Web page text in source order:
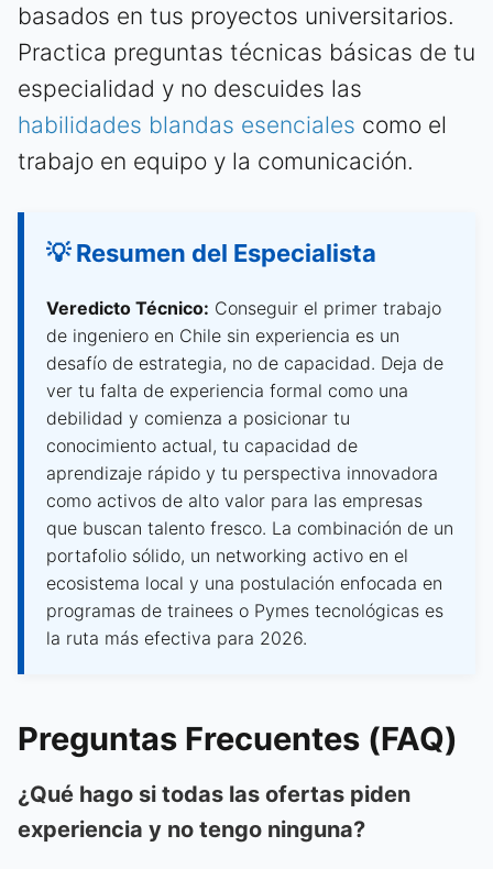
basados en tus proyectos universitarios.
Practica preguntas técnicas básicas de tu
especialidad y no descuides las
habilidades blandas esenciales como el
trabajo en equipo y la comunicación.
💡 Resumen del Especialista
Veredicto Técnico: Conseguir el primer trabajo
de ingeniero en Chile sin experiencia es un
desafío de estrategia, no de capacidad. Deja de
ver tu falta de experiencia formal como una
debilidad y comienza a posicionar tu
conocimiento actual, tu capacidad de
aprendizaje rápido y tu perspectiva innovadora
como activos de alto valor para las empresas
que buscan talento fresco. La combinación de un
portafolio sólido, un networking activo en el
ecosistema local y una postulación enfocada en
programas de trainees o Pymes tecnológicas es
la ruta más efectiva para 2026.
Preguntas Frecuentes (FAQ)
¿Qué hago si todas las ofertas piden
experiencia y no tengo ninguna?